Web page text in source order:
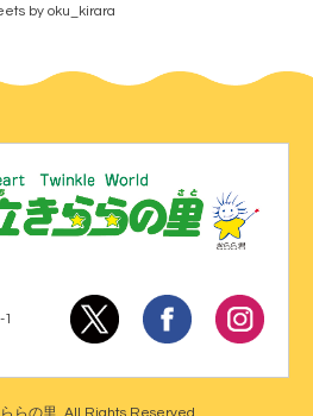
by oku_kirara